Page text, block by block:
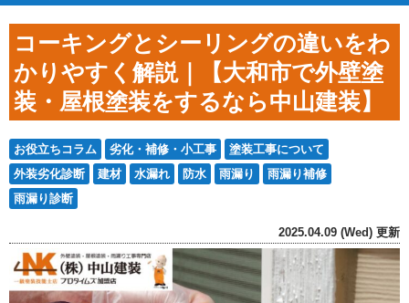
コーキングとシーリングの違いをわ
かりやすく解説｜【大和市で外壁塗
装・屋根塗装をするなら中山建装】
お役立ちコラム 劣化・補修・小工事
塗装工事について
外装劣化診断
建材 水漏れ 防水 雨漏り
雨漏り補修
雨漏り診断
2025.04.09 (Wed) 更新